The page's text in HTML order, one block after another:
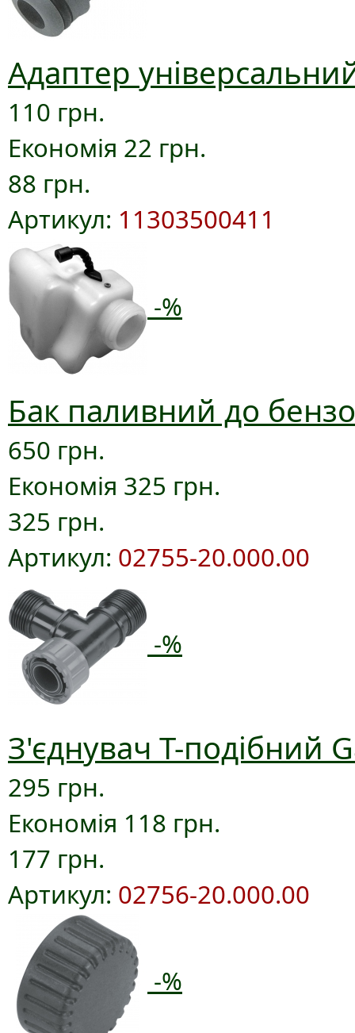
Адаптер
110 грн.
Економія 22 грн.
88 грн.
Артикул: 11303500411
-%
Бак паливний до
650 грн.
Економія 325 грн.
325 грн.
Артикул: 02755-20.000.00
-%
З'єднувач T-подібний
295 грн.
Економія 118 грн.
177 грн.
Артикул: 02756-20.000.00
-%